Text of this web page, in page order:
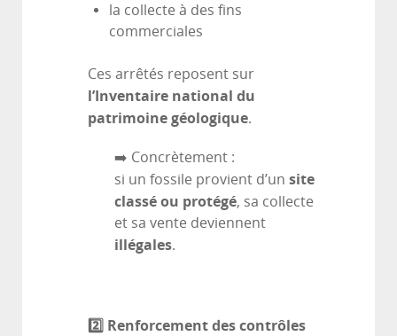
la collecte à des fins
commerciales
Ces arrêtés reposent sur
l’Inventaire national du
patrimoine géologique.
➡️ Concrètement :
si un fossile provient d’un site
classé ou protégé, sa collecte
et sa vente deviennent
illégales.
2️ ⃣ Renforcement des contrôles